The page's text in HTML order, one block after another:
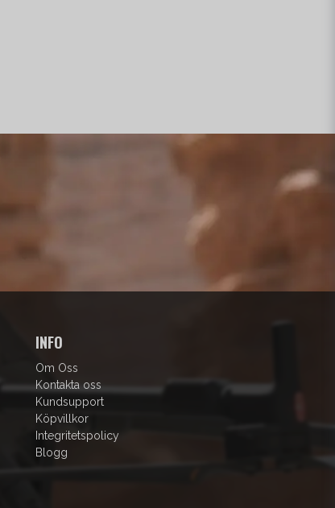
INFO
Om Oss
Kontakta oss
Kundsupport
Köpvillkor
Integritetspolicy
Blogg